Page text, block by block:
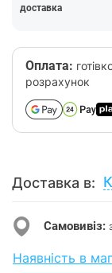
доставка
Оплата:
розрахунок
Доставка в:
Самовивіз:
Наявність в